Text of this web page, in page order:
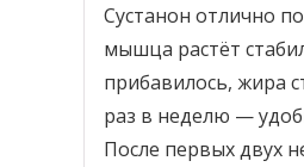
Сустанон отлично
мышца растёт
прибавилось, жира
раз в неделю —
После первых двух